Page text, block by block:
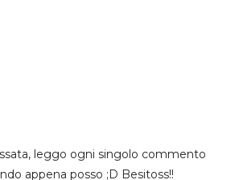
leggo ogni singolo commento
appena posso ;D Besitoss!!